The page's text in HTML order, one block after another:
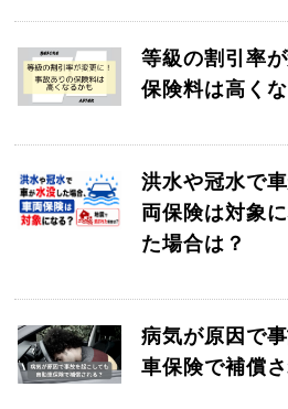
等級の割引率
保険料は高く
洪水や冠水で
両保険は対象
た場合は？
病気が原因で
車保険で補償